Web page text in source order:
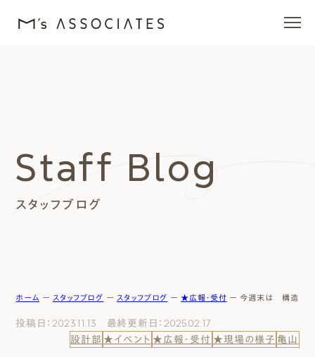
エムズを愛する人たち
施工事例
エムズのこと
スタッフブログ
Staff Blog
ホーム ー スタッフブログ ー スタッフブログ ー ★広報・受付 ー今週末は 構造見学
投稿日：2023.11.13 最終更新日：2025.02.17
設計部 ★イベント ★広報・受付 ★現場の様子 亀山